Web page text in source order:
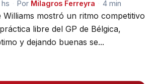
hs · Por Milagros Ferreyra · 4 min
Williams mostró un ritmo competitivo
libre del GP de Bélgica,
y dejando buenas se...